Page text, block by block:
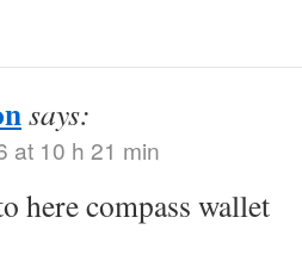
says:
at 10 h 21 min
here compass wallet